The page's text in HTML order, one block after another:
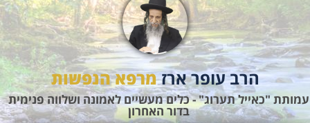
הרב עופר ארזמרפא הנפשות
עמותת "כאייל תערוג" - כלים מעשיים לאמונה ושלווה פנימית
בדור האחרון